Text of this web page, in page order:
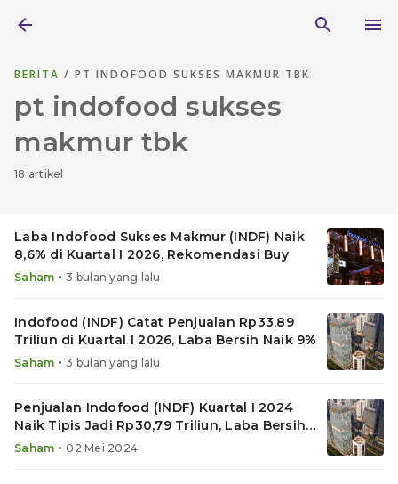
BERITA / PT INDOFOOD SUKSES MAKMUR TBK
pt indofood sukses
makmur tbk
18 artikel
Laba Indofood Sukses Makmur (INDF) Naik
8,6% di Kuartal I 2026, Rekomendasi Buy
Saham • 3 bulan yang lalu
Indofood (INDF) Catat Penjualan Rp33,89
Triliun di Kuartal I 2026, Laba Bersih Naik 9%
Saham • 3 bulan yang lalu
Penjualan Indofood (INDF) Kuartal I 2024
Naik Tipis Jadi Rp30,79 Triliun, Laba Bersih
Turun
Saham • 02 Mei 2024